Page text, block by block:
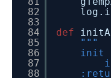
82
83
84
85
86
87
88
def
"""
init